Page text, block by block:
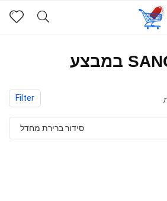
Filter
סידור ברירת מחדל